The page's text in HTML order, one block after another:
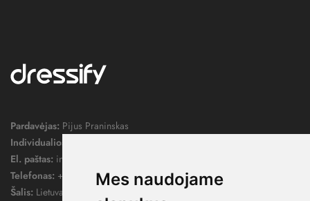
Mes naudojame
Pardavėjas: Pijus Praninskas
Individualios veiklos pažymos nr.:
El. paštas: info@dressify.lt
Telefonas: +370 676 78578
Šalis: Lietuva